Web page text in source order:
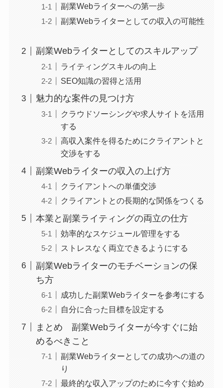
副業Webライターへの第一歩 
副業Webライターとしての収入の可能性
副業Webライターとしてのスキルアップ
ライティングスキルの向上
SEO知識の習得と活用
魅力的な案件の見つけ方
クラウドソーシングや求人サイトを活用
する
高収入案件を得るためにクライアントと
交渉をする
副業Webライターの収入の上げ方
クライアントへの単価交渉
クライアントとの長期的な関係をつくる
本業と副業ライティングの両立の仕方
効率的なスケジュール管理をする
ストレスなく両立できるようにする
副業Webライターのモチベーションの保
ち方
成功した副業Webライターを参考にする
自分に合った目標を設定する
まとめ 副業Webライターが今すぐに始
めるべきこと
副業Webライターとしての成功への道の
り
最終的な収入アップのために今すぐ始め